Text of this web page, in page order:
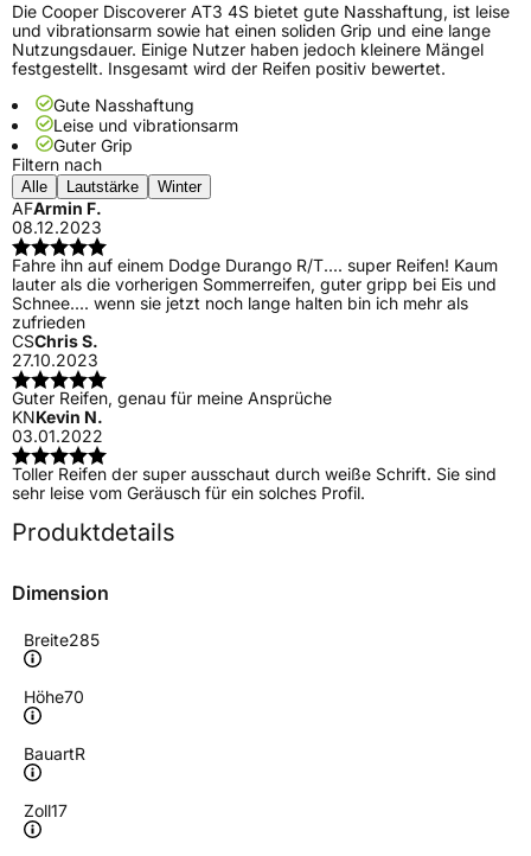
Die Cooper Discoverer AT3 4S bietet gute Nasshaftung, ist leise
und vibrationsarm sowie hat einen soliden Grip und eine lange
Nutzungsdauer. Einige Nutzer haben jedoch kleinere Mängel
festgestellt. Insgesamt wird der Reifen positiv bewertet.
Gute Nasshaftung
Leise und vibrationsarm
Guter Grip
Filtern nach
Alle Lautstärke Winter
AFArmin F.
08.12.2023
Fahre ihn auf einem Dodge Durango R/T.... super Reifen! Kaum
lauter als die vorherigen Sommerreifen, guter gripp bei Eis und
Schnee.... wenn sie jetzt noch lange halten bin ich mehr als
zufrieden
CSChris S.
27.10.2023
Guter Reifen, genau für meine Ansprüche
KNKevin N.
03.01.2022
Toller Reifen der super ausschaut durch weiße Schrift. Sie sind
sehr leise vom Geräusch für ein solches Profil.
Produktdetails
Dimension
Breite285
Höhe70
BauartR
Zoll17